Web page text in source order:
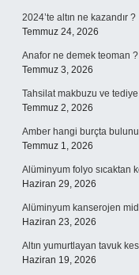
2024’te altın ne kazandır ?
Temmuz 24, 2026
Anafor ne demek teoman ?
Temmuz 3, 2026
Tahsilat makbuzu ve
Temmuz 2, 2026
Amber hangi burçta
Temmuz 1, 2026
Alüminyum folyo sıcaktan
Haziran 29, 2026
Alüminyum kanserojen
Haziran 23, 2026
Altın yumurtlayan tavuk
Haziran 19, 2026